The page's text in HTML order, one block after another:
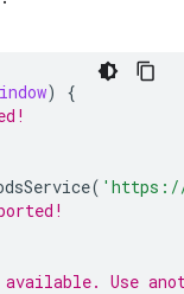
)
{
(
Use